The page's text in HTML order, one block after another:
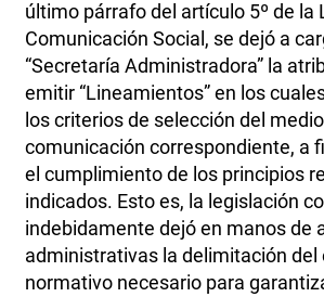
último párrafo del artículo 5º de la
Comunicación Social, se dejó a
“Secretaría Administradora” la
emitir “Lineamientos” en los
los criterios de selección del
comunicación correspondiente, a
el cumplimiento de los principios
indicados. Esto es, la legislación
indebidamente dejó en manos de
administrativas la delimitación del
normativo necesario para